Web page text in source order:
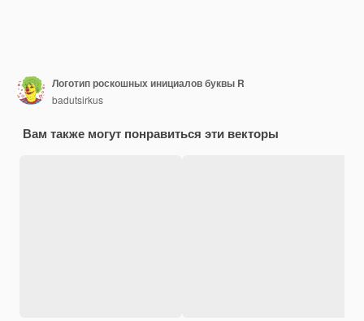
Логотип роскошных инициалов буквы R
badutsirkus
Вам также могут понравиться эти векторы